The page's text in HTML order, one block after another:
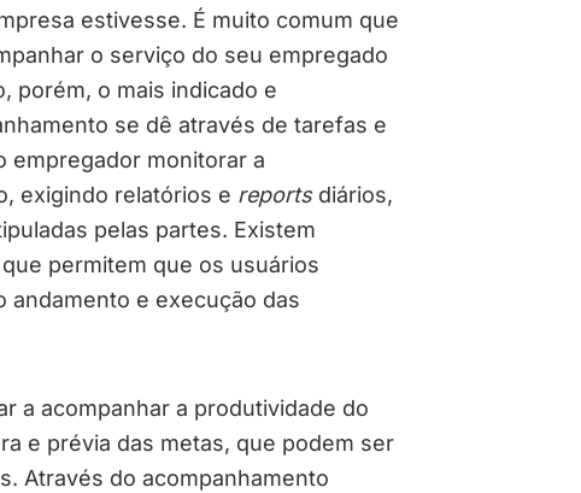
estivesse. É muito comum que
o serviço do seu empregado
porém, o mais indicado e
se dê através de tarefas e
empregador monitorar a
exigindo relatórios e reports diários,
pelas partes. Existem
permitem que os usuários
andamento e execução das
a acompanhar a produtividade do
e prévia das metas, que podem ser
Através do acompanhamento